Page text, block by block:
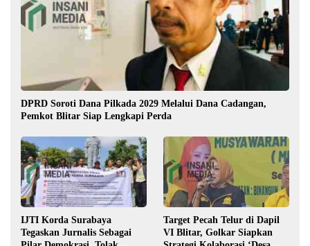
DPRD Soroti Dana Pilkada 2029 Melalui Dana Cadangan,
Pemkot Blitar Siap Lengkapi Perda
IJTI Korda Surabaya
Tegaskan Jurnalis Sebagai
Target Pecah Telur di Dapil
VI Blitar, Golkar Siapkan